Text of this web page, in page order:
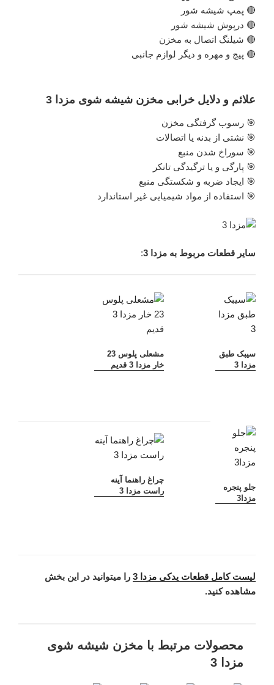
🔴 پمپ شیشه شور
🔴 درپوش شیشه شور
🔴 شیلنگ اتصال به مخزن
🔴 پیچ و مهره و دیگر لوازم جانبی
علائم و دلایل خرابی مخزن شیشه شوی مزدا 3
🎯 رسوب گرفتگی مخزن
🎯 نشتی از بدنه یا اتصالات
🎯 سوراخ شدن منبع
🎯 پارگی و یا ترگیدگی تانکر
🎯 ایجاد ضربه و شکستگی منبع
🎯 استفاده از مواد شیمیایی غیر استاندارد
سایر قطعات مربوط به مزدا 3 :
سیبک طبق
مزدا 3
مشعلی پلوس 23
خار مزدا 3 قدیم
جلو پنجره
مزدا3
چراغ راهنما آینه
راست مزدا 3
لیست کامل قطعات یدکی مزدا 3
را میتوانید در این بخش
مشاهده کنید.
محصولات مرتبط با مخزن شیشه شوی
مزدا 3